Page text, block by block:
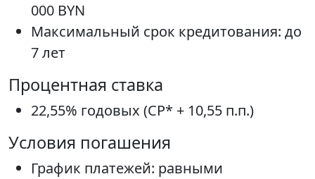
000 BYN
Максимальный срок кредитования: до
7 лет
Процентная ставка
22,55% годовых (СР* + 10,55 п.п.)
Условия погашения
График платежей: равными